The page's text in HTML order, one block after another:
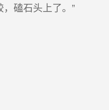
磕石头上了。”